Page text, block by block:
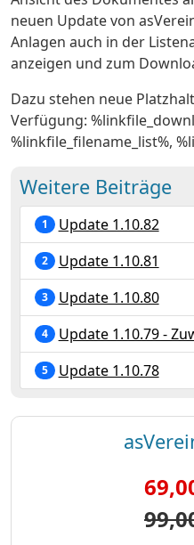
neuen Update von
Anlagen auch in der
anzeigen und zum
Dazu stehen neue
Verfügung:
%linkfile_filename_list%,
Weitere Beiträge
1 Update 1.10.82
2 Update 1.10.81
3 Update 1.10.80
4 Update 1.10.79 -
5 Update 1.10.78